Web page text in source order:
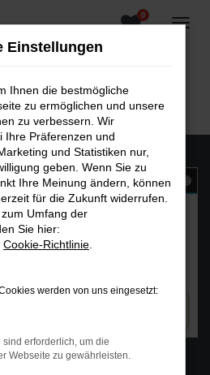
0
Einstellungen
Ihnen die bestmögliche
zu ermöglichen und unsere
zu verbessern. Wir
Ihre Präferenzen und
und Statistiken nur,
geben. Wenn Sie zu
Ihre Meinung ändern, können
für die Zukunft widerrufen.
Umfang der
Sie hier:
Cookie-Richtlinie
werden von uns eingesetzt:
sind erforderlich, um die
Webseite zu gewährleisten.